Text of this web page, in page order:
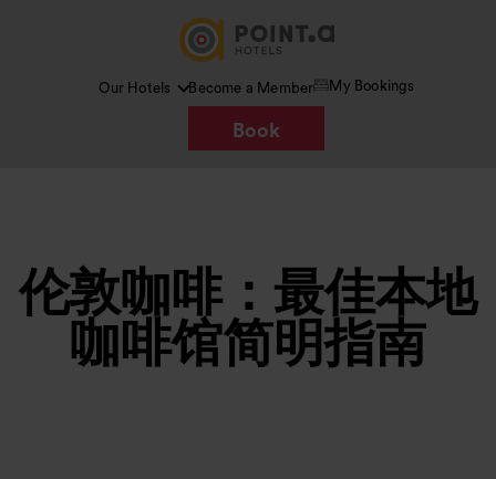
Our Hotels Become a Member My Bookings
Book
伦敦咖啡：最佳本地
咖啡馆简明指南